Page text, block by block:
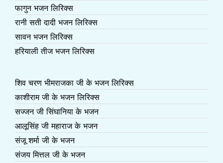
फागुन भजन लिरिक्स
रानी सती दादी भजन लिरिक्स
सावन भजन लिरिक्स
हरियाली तीज भजन लिरिक्स
शिव चरण भीमराजका जी के भजन लिरिक्स
काशीराम जी के भजन लिरिक्स
सज्जन जी सिंघानिया के भजन
आलूसिंह जी महाराज के भजन
संजू शर्मा जी के भजन
संजय मित्तल जी के भजन